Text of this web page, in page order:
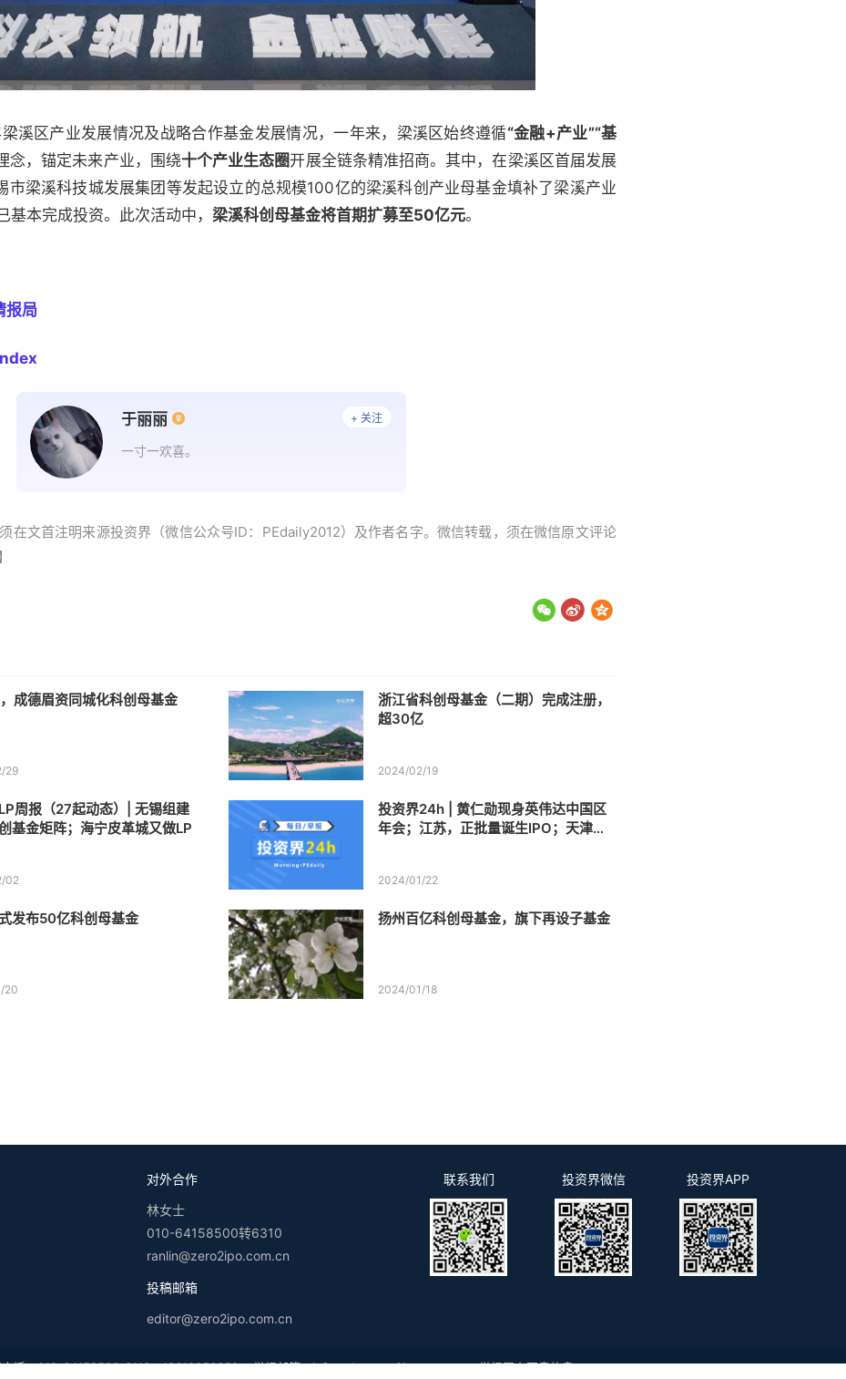
溪区产业发展情况及战略合作基金发展情况，一年来，梁溪区始终遵循“金融+产业”“基
念，锚定未来产业，围绕十个产业生态圈开展全链条精准招商。其中，在梁溪区首届发展
市梁溪科技城发展集团等发起设立的总规模100亿的梁溪科创产业母基金填补了梁溪产业
本完成投资。此次活动中， 梁溪科创母基金将首期扩募至50亿元。
报局
于丽丽
一寸一欢喜。
+ 关注
在文首注明来源投资界（微信公众号ID：PEdaily2012）及作者名字。微信转载，须在微信原文评论
成德眉资同城化科创母基金
29
浙江省科创母基金（二期）完成注册，
超30亿
2024/02/19
周报（27起动态）| 无锡组建
基金矩阵；海宁皮革城又做LP
02
投资界24h | 黄仁勋现身英伟达中国区
年会；江苏，正批量诞生IPO；天津发
2024/01/22
发布50亿科创母基金
20
扬州百亿科创母基金，旗下再设子基金
2024/01/18
对外合作
林女士
010-64158500转6310
ranlin@zero2ipo.com.cn
投稿邮箱
editor@zero2ipo.com.cn
联系我们 投资界微信 投资界APP
电话：010-64158500-8113，18610056652 举报邮箱：infoweb@zero2ipo.com.cn 举报网上不良信息